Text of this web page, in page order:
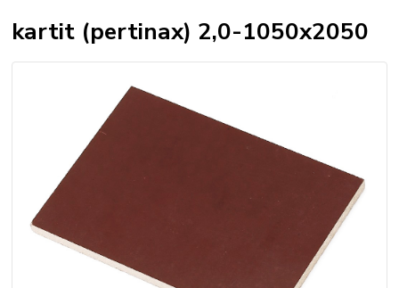
kartit (pertinax) 2,0-1050x2050